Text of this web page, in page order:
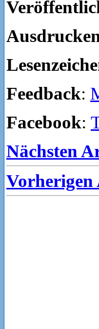
Feedback:
Facebook:
Nächsten
Vorherigen